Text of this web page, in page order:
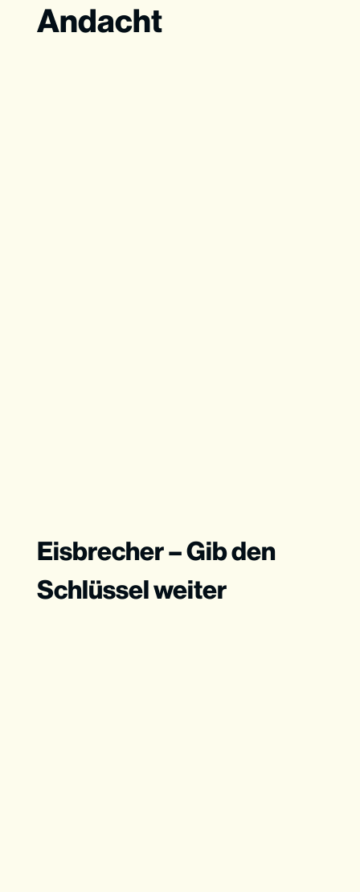
Andacht
Eisbrecher – Gib den
Schlüssel weiter